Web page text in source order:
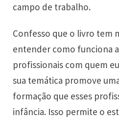
campo de trabalho.
Confesso que o livro tem
entender como funciona
profissionais com quem
sua temática promove
formação que esses
infância. Isso permite o